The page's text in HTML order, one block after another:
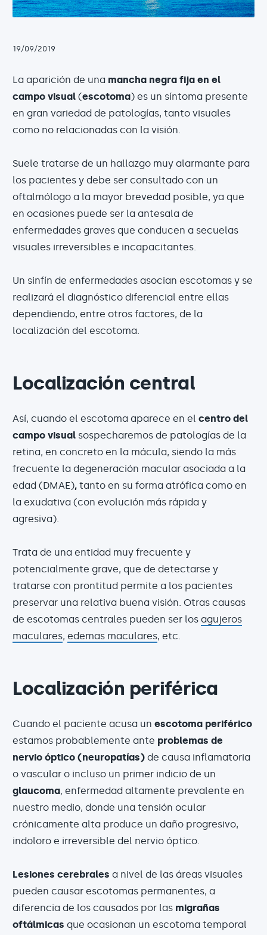
19/09/2019
La aparición de una mancha negra fija en el
campo visual (escotoma) es un síntoma presente
en gran variedad de patologías, tanto visuales
como no relacionadas con la visión.
Suele tratarse de un hallazgo muy alarmante para
los pacientes y debe ser consultado con un
oftalmólogo a la mayor brevedad posible, ya que
en ocasiones puede ser la antesala de
enfermedades graves que conducen a secuelas
visuales irreversibles e incapacitantes.
Un sinfín de enfermedades asocian escotomas y se
realizará el diagnóstico diferencial entre ellas
dependiendo, entre otros factores, de la
localización del escotoma.
Localización central
Así, cuando el escotoma aparece en el centro del
campo visual sospecharemos de patologías de la
retina, en concreto en la mácula, siendo la más
frecuente la degeneración macular asociada a la
edad (DMAE), tanto en su forma atrófica como en
la exudativa (con evolución más rápida y
agresiva).
Trata de una entidad muy frecuente y
potencialmente grave, que de detectarse y
tratarse con prontitud permite a los pacientes
preservar una relativa buena visión. Otras causas
de escotomas centrales pueden ser los agujeros
maculares, edemas maculares, etc.
Localización periférica
Cuando el paciente acusa un escotoma periférico
estamos probablemente ante problemas de
nervio óptico (neuropatías) de causa inflamatoria
o vascular o incluso un primer indicio de un
glaucoma, enfermedad altamente prevalente en
nuestro medio, donde una tensión ocular
crónicamente alta produce un daño progresivo,
indoloro e irreversible del nervio óptico.
Lesiones cerebrales a nivel de las áreas visuales
pueden causar escotomas permanentes, a
diferencia de los causados por las migrañas
oftálmicas que ocasionan un escotoma temporal